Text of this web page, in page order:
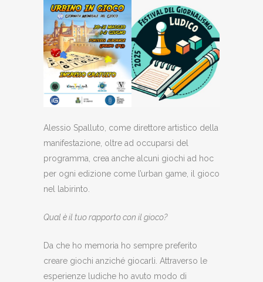
Alessio Spalluto, come direttore artistico della
manifestazione, oltre ad occuparsi del
programma, crea anche alcuni giochi ad hoc
per ogni edizione come l’urban game, il gioco
nel labirinto.
Qual è il tuo rapporto con il gioco?
Da che ho memoria ho sempre preferito
creare giochi anziché giocarli. Attraverso le
esperienze ludiche ho avuto modo di